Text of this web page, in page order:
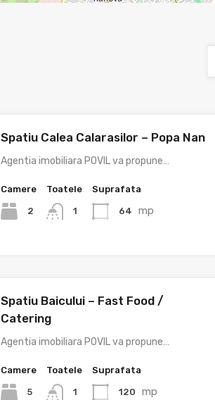
Spatiu Calea Calarasilor – Popa Nan
Agentia imobiliara POVIL va propune…
Camere
2
Toatele
1
Suprafata
64 mp
Spatiu Baicului – Fast Food /
Catering
Agentia imobiliara POVIL va propune…
Camere
5
Toatele
1
Suprafata
120 mp